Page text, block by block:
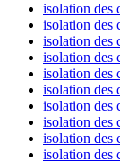
isolation des
isolation des
isolation des
isolation des
isolation des
isolation des
isolation des
isolation des
isolation des
isolation des